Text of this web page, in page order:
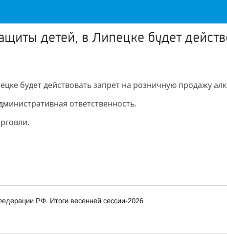
детей, в Липецке будет
будет действовать запрет на розничную продажу
ответственность.
РФ. Итоги весенней сессии-2026